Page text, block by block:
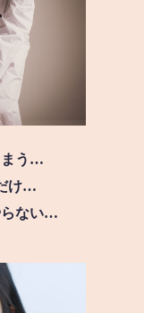
まう…
け…
らない…